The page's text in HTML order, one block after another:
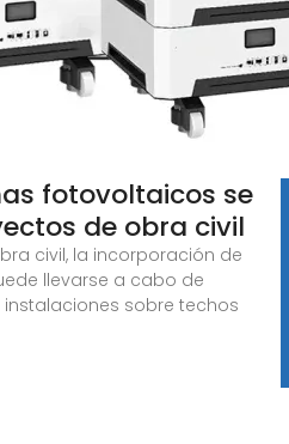
fotovoltaicos se
de obra civil
civil, la incorporación de
llevarse a cabo de
sobre techos